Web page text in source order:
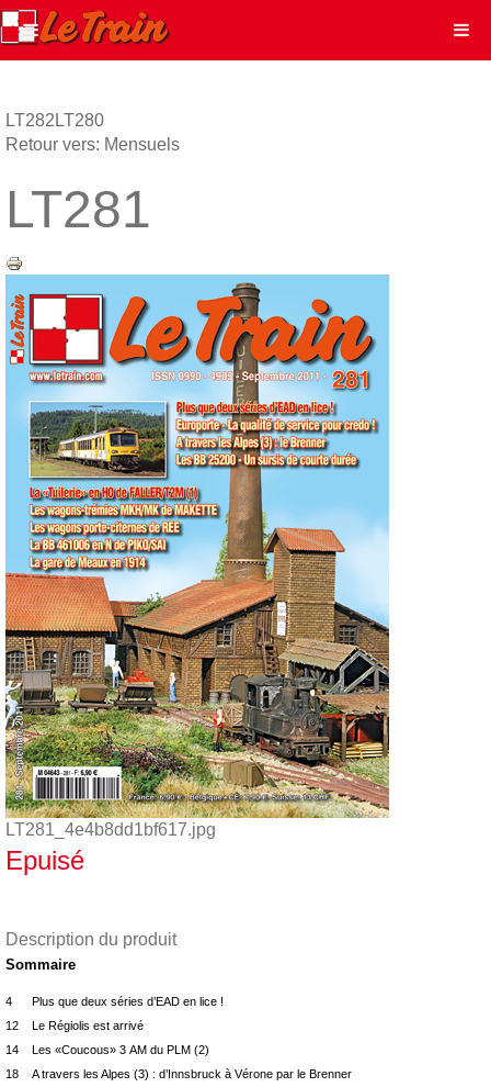
LT282 LT280
Retour vers: Mensuels
LT281
LT281_4e4b8dd1bf617.jpg
Epuisé
Description du produit
Sommaire
4 Plus que deux séries d’EAD en lice !
12 Le Régiolis est arrivé
14 Les «Coucous» 3 AM du PLM (2)
18 A travers les Alpes (3) : d’Innsbruck à Vérone par le Brenner